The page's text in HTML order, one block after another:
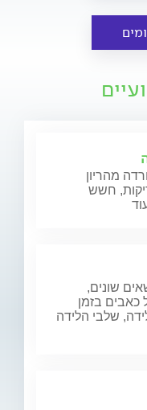
מהריון
חשש
שונים,
כאבים בזמן
שלבי הלידה